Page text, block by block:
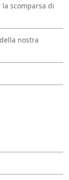
scomparsa di
nostra